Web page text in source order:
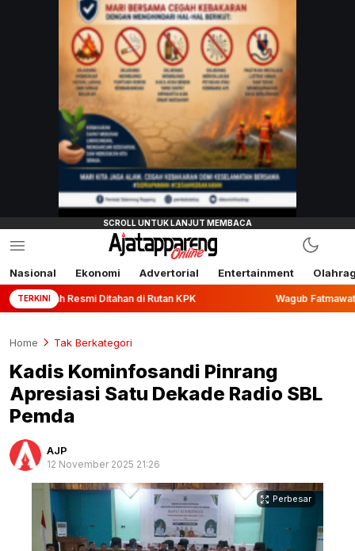
Nasional Ekonomi Advertorial Entertainment
TERKINI
Ditahan di Rutan KPK Wagub Fatmawati Rusdi
Home Tak Berkategori
Kadis Kominfosandi Pinrang
Apresiasi Satu Dekade Radio SBL
Pemda
AJP
12 November 2025 21:26
Perbesar